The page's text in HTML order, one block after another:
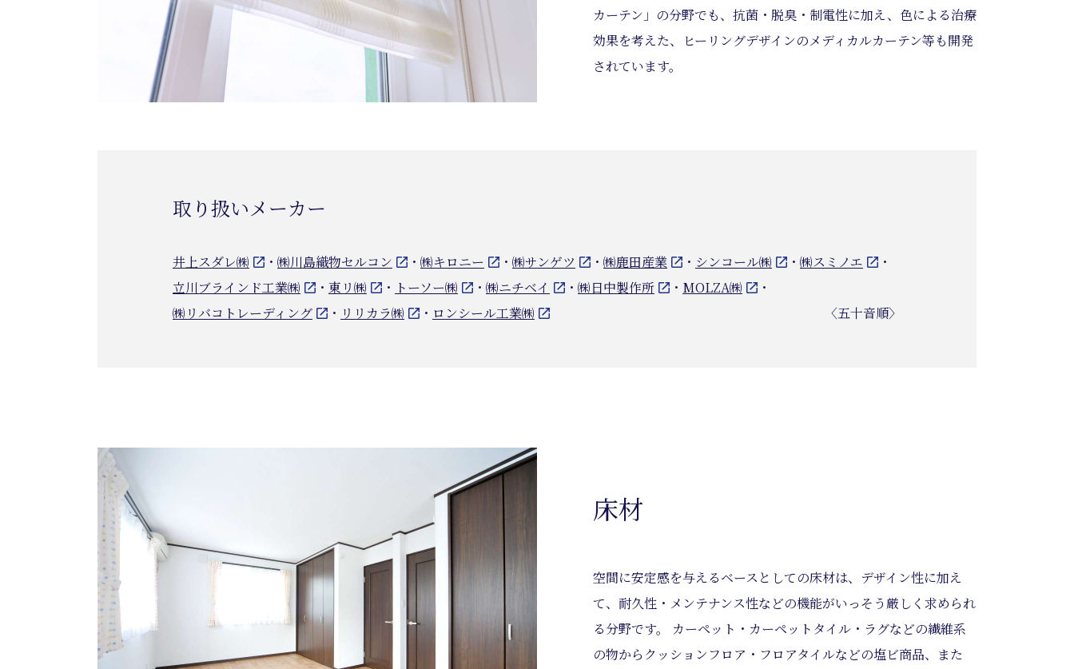
カーテン」の分野でも、抗菌・脱臭・制電性に加え、色による治療
効果を考えた、ヒーリングデザインのメディカルカーテン等も開発
されています。
取り扱いメーカー
井上スダレ㈱ ・ ㈱川島織物セルコン ・ ㈱キロニー ・ ㈱サンゲツ ・ ㈱鹿田産業 ・ シンコール㈱ ・ ㈱スミノエ
・
立川ブラインド工業㈱
・ 東リ㈱ ・ トーソー㈱ ・ ㈱ニチベイ ・ ㈱日中製作所 ・ MOLZA㈱
・
㈱リバコトレーディング
・ リリカラ㈱ ・ ロンシール工業㈱ 〈五十音順〉
床材
空間に安定感を与えるベースとしての床材は、デザイン性に加え
て、耐久性・メンテナンス性などの機能がいっそう厳しく求められ
る分野です。 カーペット・カーペットタイル・ラグなどの繊維系
の物からクッションフロア・フロアタイルなどの塩ビ商品、また